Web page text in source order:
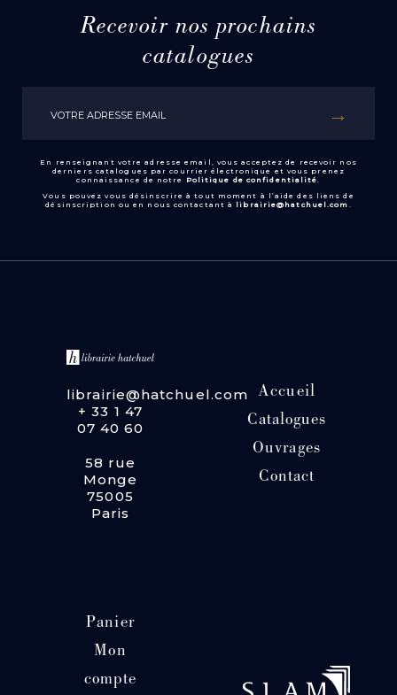
Recevoir nos prochains
catalogues
En renseignant votre adresse email, vous acceptez de recevoir nos
derniers catalogues par courrier électronique et vous prenez
connaissance de notre
Politique de confidentialité.
Vous pouvez vous désinscrire à tout moment à l’aide des liens de
désinscription ou en nous contactant à librairie@hatchuel.com .
librairie@hatchuel.com
+ 33 1 47
07 40 60
58 rue
Monge
75005
Paris
Accueil
Catalogues
Ouvrages
Contact
Panier
Mon
compte